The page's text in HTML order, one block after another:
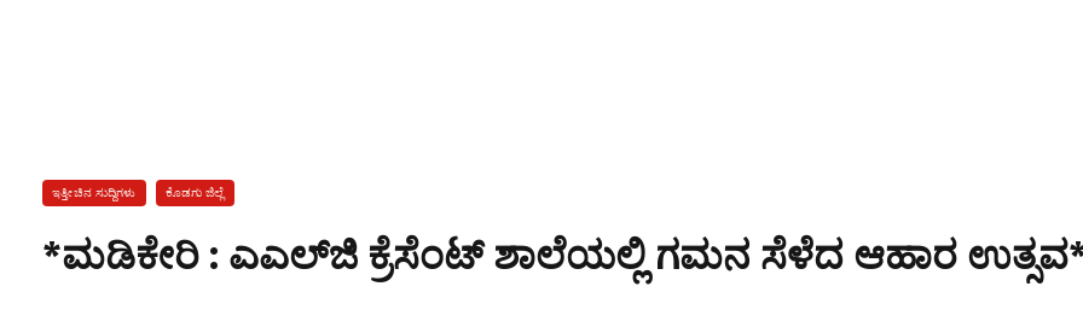
ಇತ್ತೀಚಿನ ಸುದ್ದಿಗಳು ಕೊಡಗು ಜಿಲ್ಲೆ
*ಮಡಿಕೇರಿ : ಎಎಲ್‌ಜಿ ಕ್ರೆಸೆಂಟ್ ಶಾಲೆಯಲ್ಲಿ ಗಮನ ಸೆಳೆದ ಆಹಾರ